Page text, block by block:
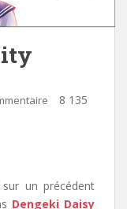
8 135
un précédent
Dengeki Daisy